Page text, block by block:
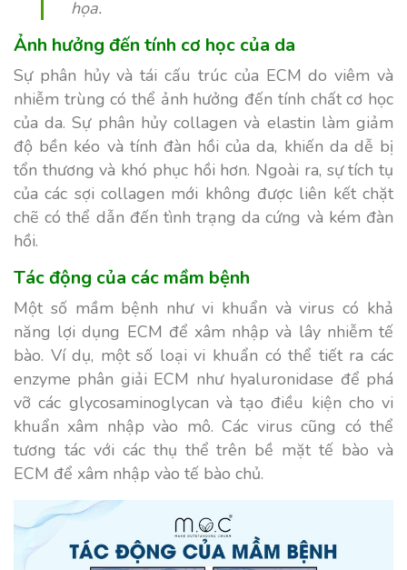
họa.
Ảnh hưởng đến tính cơ học của da
Sự phân hủy và tái cấu trúc của ECM do viêm và
nhiễm trùng có thể ảnh hưởng đến tính chất cơ học
của da. Sự phân hủy collagen và elastin làm giảm
độ bền kéo và tính đàn hồi của da, khiến da dễ bị
tổn thương và khó phục hồi hơn. Ngoài ra, sự tích tụ
của các sợi collagen mới không được liên kết chặt
chẽ có thể dẫn đến tình trạng da cứng và kém đàn
hồi.
Tác động của các mầm bệnh
Một số mầm bệnh như vi khuẩn và virus có khả
năng lợi dụng ECM để xâm nhập và lây nhiễm tế
bào. Ví dụ, một số loại vi khuẩn có thể tiết ra các
enzyme phân giải ECM như hyaluronidase để phá
vỡ các glycosaminoglycan và tạo điều kiện cho vi
khuẩn xâm nhập vào mô. Các virus cũng có thể
tương tác với các thụ thể trên bề mặt tế bào và
ECM để xâm nhập vào tế bào chủ.